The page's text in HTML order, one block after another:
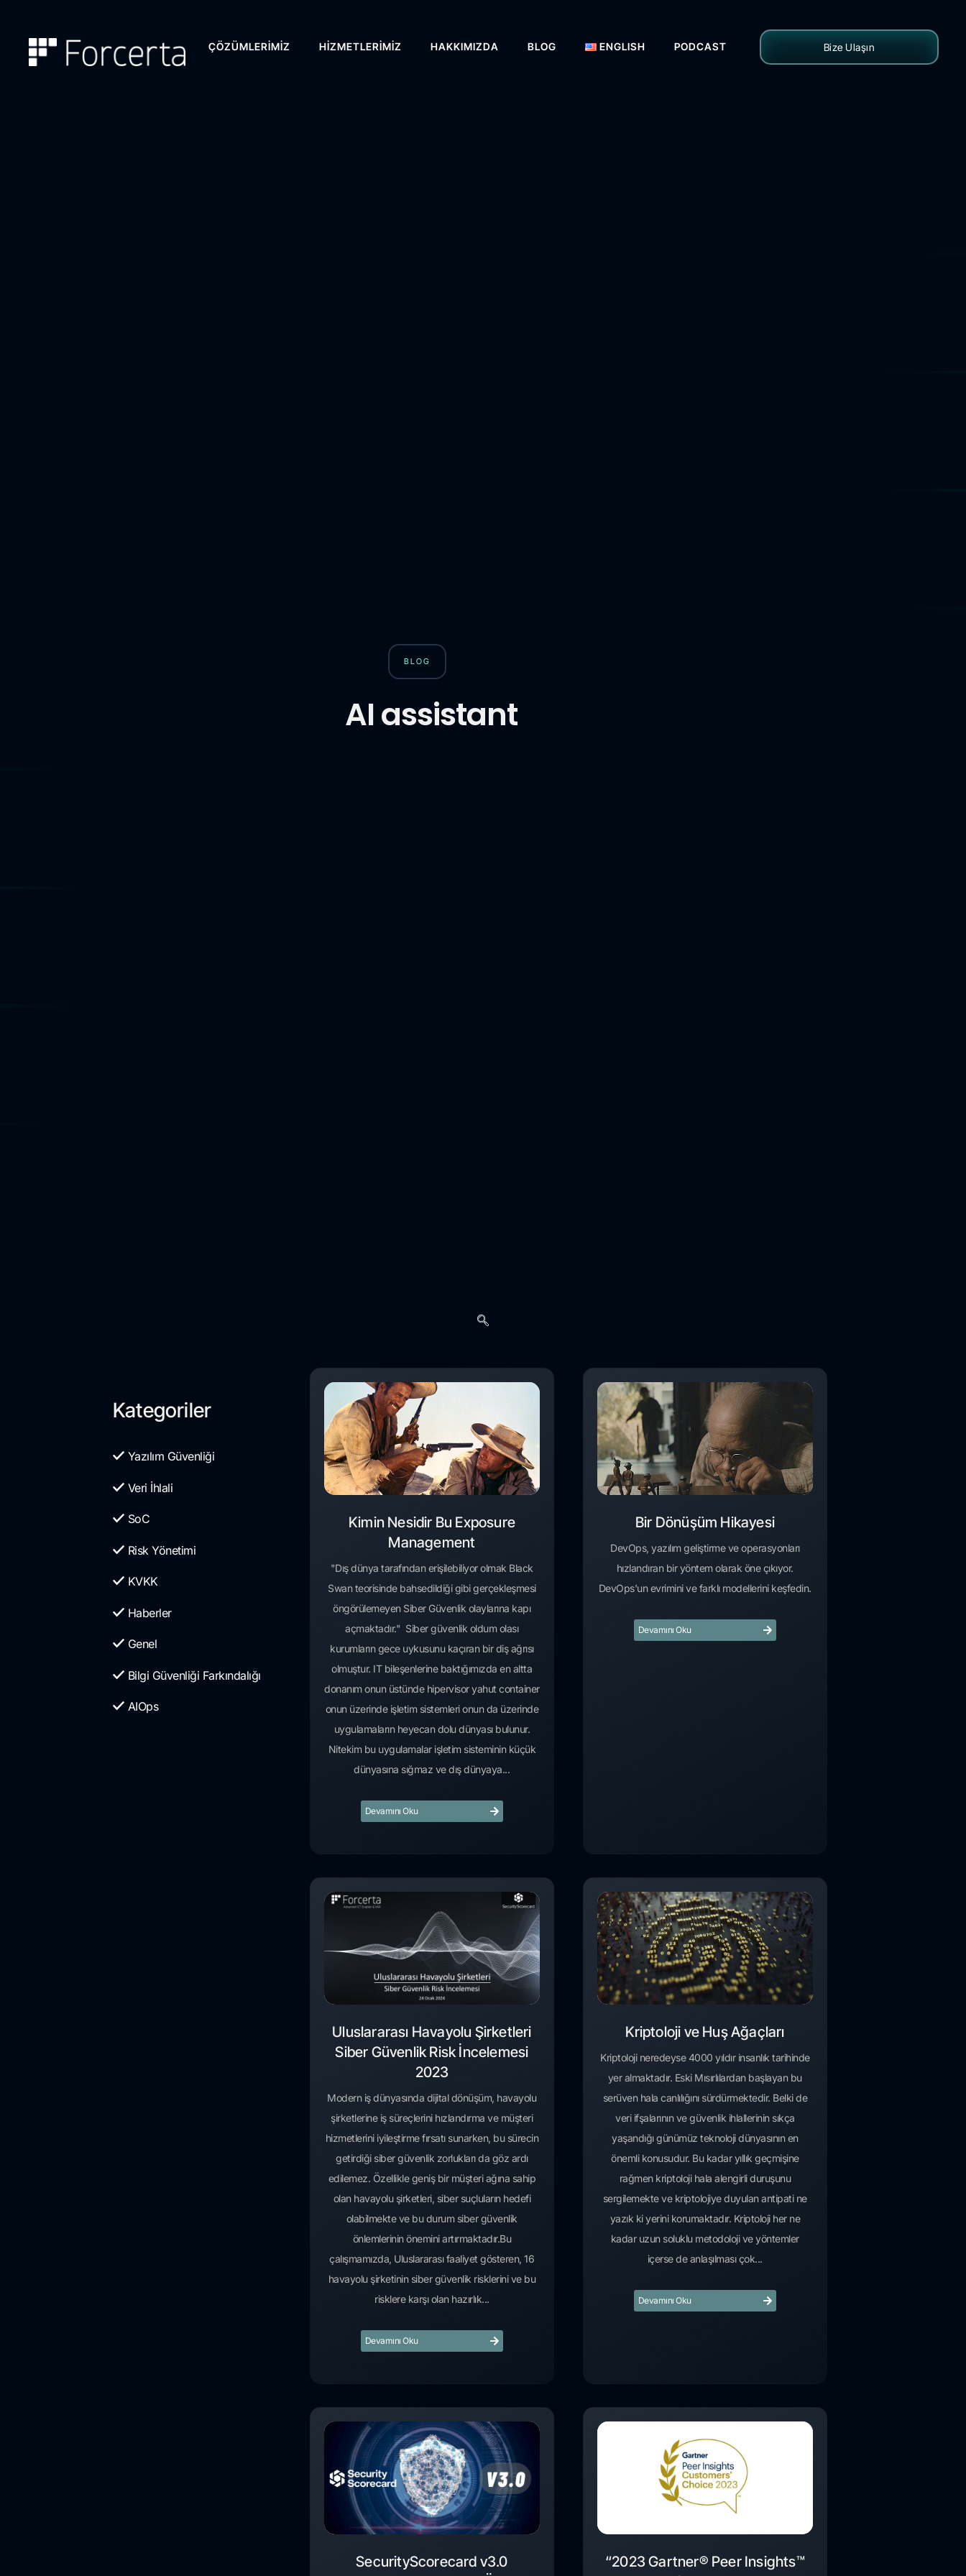
ÇÖZÜMLERIMIZ HIZMETLERIMIZ HAKKIMIZDA BLOG ENGLISH PODCAST Bize Ulaşın
BLOG
AI assistant
Kategoriler
Yazılım Güvenliği
Veri İhlali
SoC
Risk Yönetimi
KVKK
Haberler
Genel
Bilgi Güvenliği Farkındalığı
AIOps
Kimin Nesidir Bu Exposure
Management
"Dış dünya tarafından erişilebiliyor olmak Black
Swan teorisinde bahsedildiği gibi gerçekleşmesi
öngörülemeyen Siber Güvenlik olaylarına kapı
açmaktadır." Siber güvenlik oldum olası
kurumların gece uykusunu kaçıran bir diş ağrısı
olmuştur. IT bileşenlerine baktığımızda en altta
donanım onun üstünde hipervisor yahut container
onun üzerinde işletim sistemleri onun da üzerinde
uygulamaların heyecan dolu dünyası bulunur.
Nitekim bu uygulamalar işletim sisteminin küçük
dünyasına sığmaz ve dış dünyaya...
Devamını Oku
Bir Dönüşüm Hikayesi
DevOps, yazılım geliştirme ve operasyonları
hızlandıran bir yöntem olarak öne çıkıyor.
DevOps'un evrimini ve farklı modellerini keşfedin.
Devamını Oku
Uluslararası Havayolu Şirketleri
Siber Güvenlik Risk İncelemesi
2023
Modern iş dünyasında dijital dönüşüm, havayolu
şirketlerine iş süreçlerini hızlandırma ve müşteri
hizmetlerini iyileştirme fırsatı sunarken, bu sürecin
getirdiği siber güvenlik zorlukları da göz ardı
edilemez. Özellikle geniş bir müşteri ağına sahip
olan havayolu şirketleri, siber suçluların hedefi
olabilmekte ve bu durum siber güvenlik
önlemlerinin önemini artırmaktadır.Bu
çalışmamızda, Uluslararası faaliyet gösteren, 16
havayolu şirketinin siber güvenlik risklerini ve bu
risklere karşı olan hazırlık...
Devamını Oku
Kriptoloji ve Huş Ağaçları
Kriptoloji neredeyse 4000 yıldır insanlık tarihinde
yer almaktadır. Eski Mısırlılardan başlayan bu
serüven hala canlılığını sürdürmektedir. Belki de
veri ifşalarının ve güvenlik ihlallerinin sıkça
yaşandığı günümüz teknoloji dünyasının en
önemli konusudur. Bu kadar yıllık geçmişine
rağmen kriptoloji hala alengirli duruşunu
sergilemekte ve kriptolojiye duyulan antipati ne
yazık ki yerini korumaktadır. Kriptoloji her ne
kadar uzun soluklu metodoloji ve yöntemler
içerse de anlaşılması çok...
Devamını Oku
SecurityScorecard v3.0
“2023 Gartner® Peer Insights™